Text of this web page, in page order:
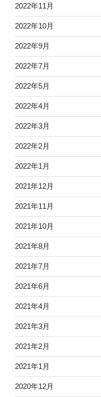
2022年11月
2022年10月
2022年9月
2022年7月
2022年5月
2022年4月
2022年3月
2022年2月
2022年1月
2021年12月
2021年11月
2021年10月
2021年8月
2021年7月
2021年6月
2021年4月
2021年3月
2021年2月
2021年1月
2020年12月